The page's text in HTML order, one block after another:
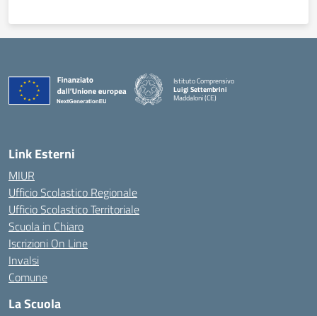
Istituto Comprensivo
Luigi Settembrini
Maddaloni (CE)
Link Esterni
MIUR
Ufficio Scolastico Regionale
Ufficio Scolastico Territoriale
Scuola in Chiaro
Iscrizioni On Line
Invalsi
Comune
La Scuola